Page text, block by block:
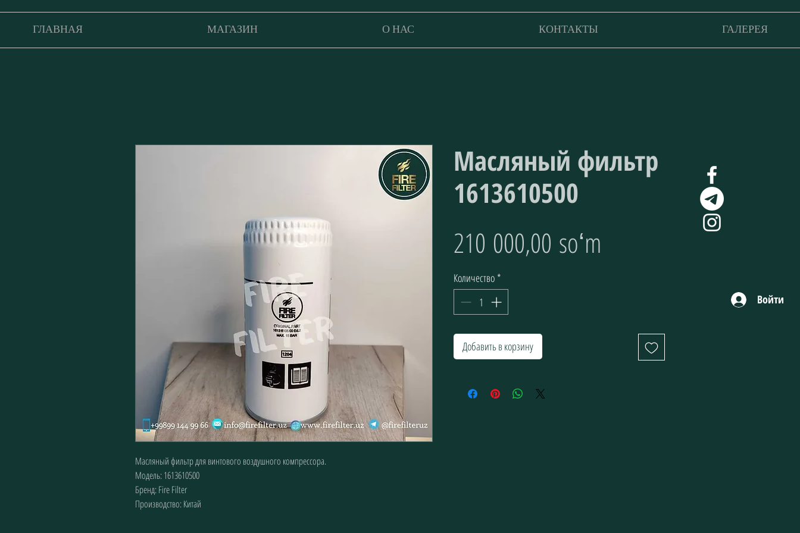
ГЛАВНАЯ МАГАЗИН О НАС КОНТАКТЫ ГАЛЕРЕЯ
Войти
Масляный фильтр для винтового воздушного компрессора.
Модель: 1613610500
Бренд: Fire Filter
Производство: Китай
Масляный фильтр
1613610500
210 000,00 soʻm
Количество *
Добавить в корзину